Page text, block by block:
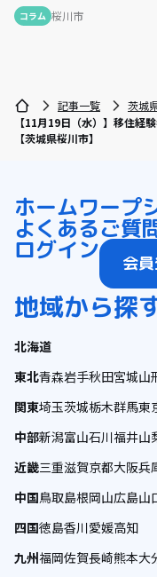
コラム 桜川市
記事一覧 茨城
【11月19日（水）】移住経
【茨城県桜川市】
ホームワープ
よくあるご質
ログイン 会
地域から探
北海道
東北青森岩手秋田宮城山
関東埼玉茨城栃木群馬東
中部新潟富山石川福井山
近畿三重滋賀京都大阪兵
中国鳥取島根岡山広島山
四国徳島香川愛媛高知
九州福岡佐賀長崎熊本大